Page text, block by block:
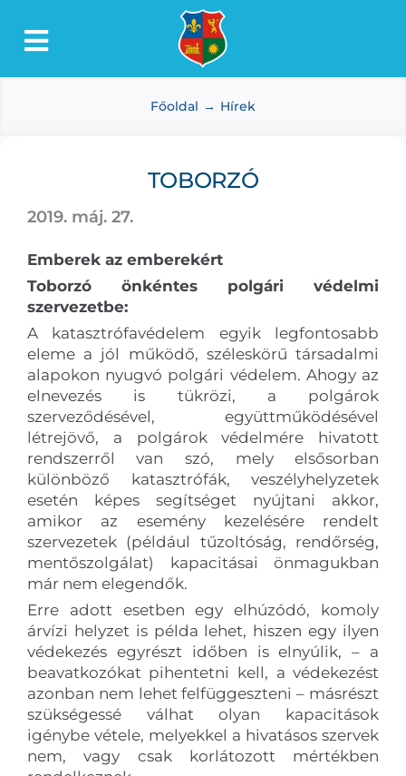
Toggle
Lőkösháza
Dokumentumtár
Média
Választás
Főoldal Hírek
TOBORZÓ
2019. máj. 27.
Emberek az emberekért
Toborzó önkéntes polgári védelmi
szervezetbe:
A katasztrófavédelem egyik legfontosabb
eleme a jól működő, széleskörű társadalmi
alapokon nyugvó polgári védelem. Ahogy az
elnevezés is tükrözi, a polgárok
szerveződésével, együttműködésével
létrejövő, a polgárok védelmére hivatott
rendszerről van szó, mely elsősorban
különböző katasztrófák, veszélyhelyzetek
esetén képes segítséget nyújtani akkor,
amikor az esemény kezelésére rendelt
szervezetek (például tűzoltóság, rendőrség,
mentőszolgálat) kapacitásai önmagukban
már nem elegendők.
Erre adott esetben egy elhúzódó, komoly
árvízi helyzet is példa lehet, hiszen egy ilyen
védekezés egyrészt időben is elnyúlik, – a
beavatkozókat pihentetni kell, a védekezést
azonban nem lehet felfüggeszteni – másrészt
szükségessé válhat olyan kapacitások
igénybe vétele, melyekkel a hivatásos szervek
nem, vagy csak korlátozott mértékben